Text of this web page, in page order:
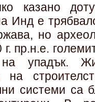
казано
Инд е
но
пр.н.е.
на упадък.
на
системи са